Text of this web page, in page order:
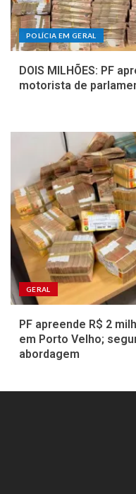
POLÍCIA EM GERAL
DOIS MILHÕES: PF
motorista de
GERAL
PF apreende R$ 2
em Porto Velho;
abordagem